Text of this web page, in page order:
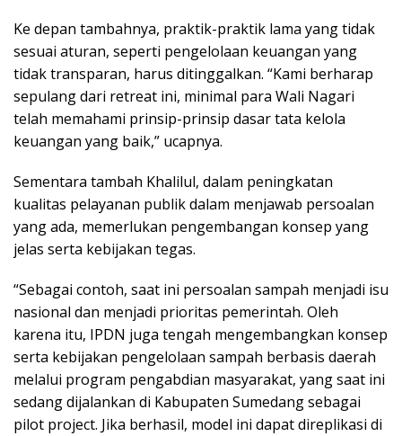
Ke depan tambahnya, praktik-praktik lama yang tidak
sesuai aturan, seperti pengelolaan keuangan yang
tidak transparan, harus ditinggalkan. “Kami berharap
sepulang dari retreat ini, minimal para Wali Nagari
telah memahami prinsip-prinsip dasar tata kelola
keuangan yang baik,” ucapnya.
Sementara tambah Khalilul, dalam peningkatan
kualitas pelayanan publik dalam menjawab persoalan
yang ada, memerlukan pengembangan konsep yang
jelas serta kebijakan tegas.
“Sebagai contoh, saat ini persoalan sampah menjadi isu
nasional dan menjadi prioritas pemerintah. Oleh
karena itu, IPDN juga tengah mengembangkan konsep
serta kebijakan pengelolaan sampah berbasis daerah
melalui program pengabdian masyarakat, yang saat ini
sedang dijalankan di Kabupaten Sumedang sebagai
pilot project. Jika berhasil, model ini dapat direplikasi di